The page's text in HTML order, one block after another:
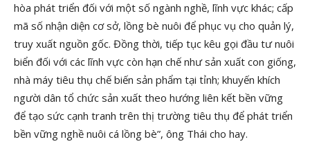
hòa phát triển đối với một số ngành nghề, lĩnh vực khác; cấp
mã số nhận diện cơ sở, lồng bè nuôi để phục vụ cho quản lý,
truy xuất nguồn gốc. Đồng thời, tiếp tục kêu gọi đầu tư nuôi
biển đối với các lĩnh vực còn hạn chế như sản xuất con giống,
nhà máy tiêu thụ chế biến sản phẩm tại tỉnh; khuyến khích
người dân tổ chức sản xuất theo hướng liên kết bền vững
để tạo sức cạnh tranh trên thị trường tiêu thụ để phát triển
bền vững nghề nuôi cá lồng bè”, ông Thái cho hay.